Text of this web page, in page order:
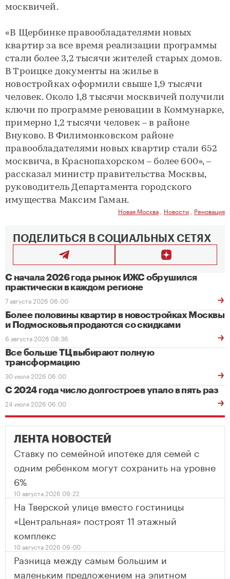
москвичей.
«В Щербинке правообладателями новых
квартир за все время реализации программы
стали более 3,2 тысячи жителей старых домов.
В Троицке документы на жилье в
новостройках оформили свыше 1,9 тысячи
человек. Около 1,8 тысячи москвичей получили
ключи по программе реновации в Коммунарке,
примерно 1,2 тысячи человек – в районе
Внуково. В Филимонковском районе
правообладателями новых квартир стали 652
москвича, в Краснопахорском – более 600», –
рассказал министр правительства Москвы,
руководитель Департамента городского
имущества Максим Гаман.
Новая Москва Новости Реновация
ПОДЕЛИТЬСЯ В СОЦИАЛЬНЫХ СЕТЯХ
С начала 2026 года рынок ИЖС обрушился
практически в каждом регионе
7 августа 2026 06:00
Более половины квартир в новостройках Москвы
и Подмосковья продаются со скидками
6 августа 2026 08:36
Все больше ТЦ выбирают полную
трансформацию
30 июля 2026 06:00
С 2024 года число долгостроев упало в пять раз
24 июля 2026 06:00
ЛЕНТА НОВОСТЕЙ
Ставку по семейной ипотеке для семей с
одним ребенком могут сохранить на уровне
6%
10 августа 2026 09:22
На Тверской улице вместо гостиницы
«Центральная» построят 11 этажный
комплекс
10 августа 2026 09:00
Разница между самым большим и
маленьким предложением на элитном